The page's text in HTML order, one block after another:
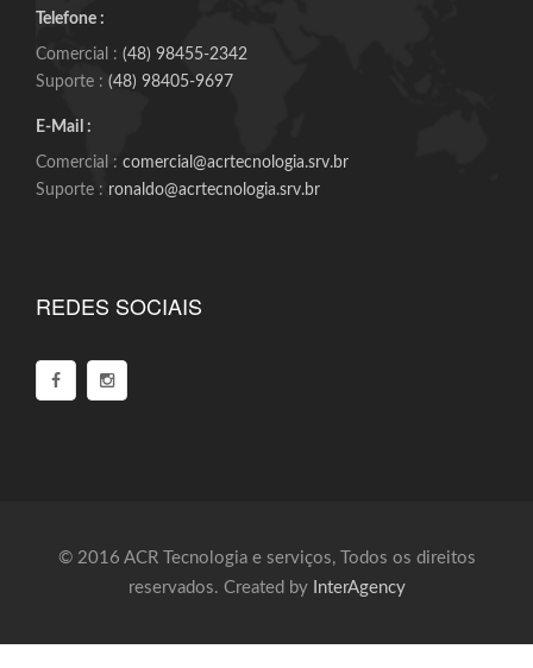
Telefone :
Comercial : (48) 98455-2342
Suporte : (48) 98405-9697
E-Mail :
Comercial : comercial@acrtecnologia.srv.br
Suporte : ronaldo@acrtecnologia.srv.br
REDES SOCIAIS
© 2016 ACR Tecnologia e serviços, Todos os direitos
reservados. Created by InterAgency